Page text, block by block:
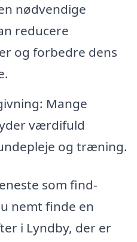
nødvendige
reducere
og forbedre dens
Mange
værdifuld
og træning.
som find-
nemt finde en
i Lyndby, der er